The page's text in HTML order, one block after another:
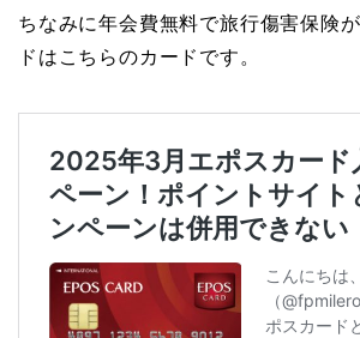
ちなみに年会費無料で旅行傷害保険
ドはこちらのカードです。